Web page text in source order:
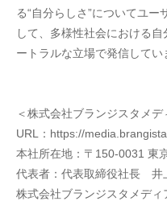
る“自分らしさ”についてユ
して、多様性社会における
ートラルな立場で発信してい
＜株式会社ブランジスタメデ
URL：https://
本社所在地：〒150-0031 東
代表者：代表取締役社長　井
株式会社ブランジスタメデ